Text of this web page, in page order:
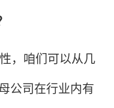
，咱们可以从几
公司在行业内有